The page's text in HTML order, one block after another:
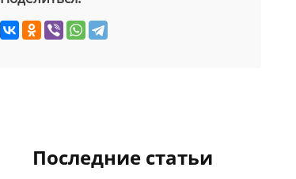
Последние статьи